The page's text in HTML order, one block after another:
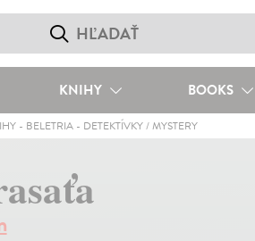
KNIHY BOOKS
- BELETRIA- DETEKTÍVKY / MYSTERY